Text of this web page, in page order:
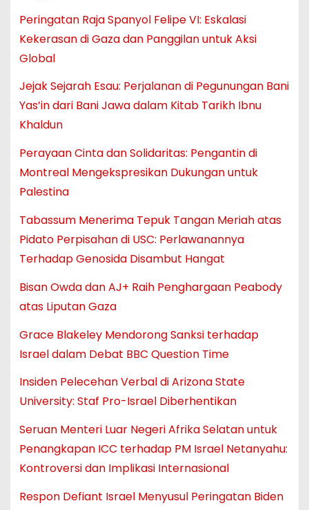
Peringatan Raja Spanyol Felipe VI: Eskalasi
Kekerasan di Gaza dan Panggilan untuk Aksi
Global
Jejak Sejarah Esau: Perjalanan di Pegunungan Bani
Yas’in dari Bani Jawa dalam Kitab Tarikh Ibnu
Khaldun
Perayaan Cinta dan Solidaritas: Pengantin di
Montreal Mengekspresikan Dukungan untuk
Palestina
Tabassum Menerima Tepuk Tangan Meriah atas
Pidato Perpisahan di USC: Perlawanannya
Terhadap Genosida Disambut Hangat
Bisan Owda dan AJ+ Raih Penghargaan Peabody
atas Liputan Gaza
Grace Blakeley Mendorong Sanksi terhadap
Israel dalam Debat BBC Question Time
Insiden Pelecehan Verbal di Arizona State
University: Staf Pro-Israel Diberhentikan
Seruan Menteri Luar Negeri Afrika Selatan untuk
Penangkapan ICC terhadap PM Israel Netanyahu:
Kontroversi dan Implikasi Internasional
Respon Defiant Israel Menyusul Peringatan Biden